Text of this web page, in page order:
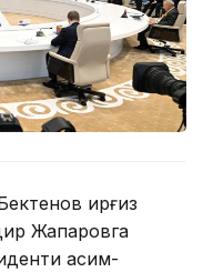
Қирғиз
Жапаровга
Қасим-